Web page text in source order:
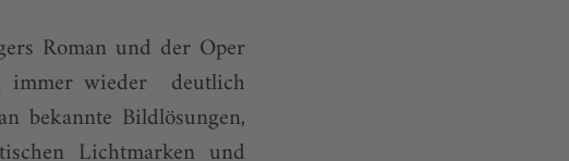
Roman und der Oper
immer wieder deutlich
bekannte Bildlösungen,
Lichtmarken und